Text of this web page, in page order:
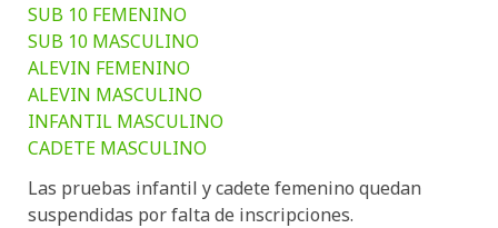
SUB 10 FEMENINO
SUB 10 MASCULINO
ALEVIN FEMENINO
ALEVIN MASCULINO
INFANTIL MASCULINO
CADETE MASCULINO
Las pruebas infantil y cadete femenino quedan
suspendidas por falta de inscripciones.